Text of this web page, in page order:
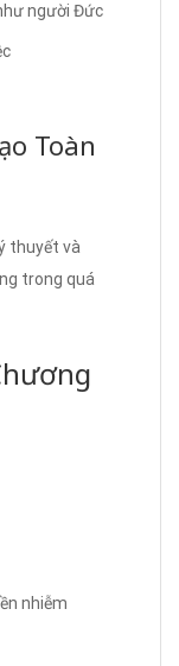
người Đức
Toàn
thuyết và
trong quá
nhiễm